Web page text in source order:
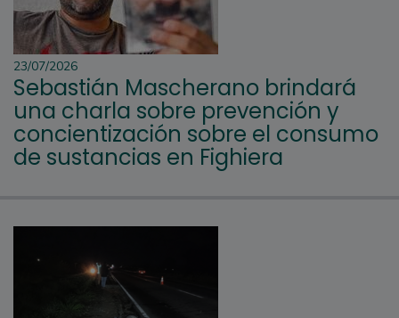
23/07/2026
Sebastián Mascherano brindará
una charla sobre prevención y
concientización sobre el consumo
de sustancias en Fighiera